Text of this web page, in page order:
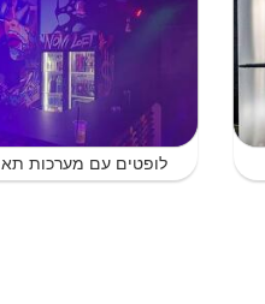
לופטים עם מערכות